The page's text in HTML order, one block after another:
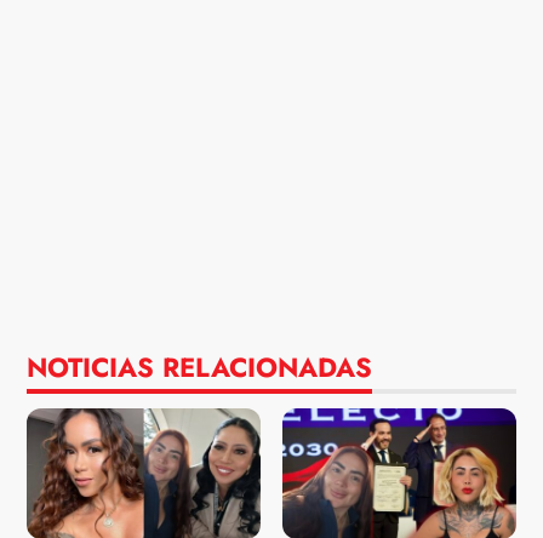
NOTICIAS RELACIONADAS